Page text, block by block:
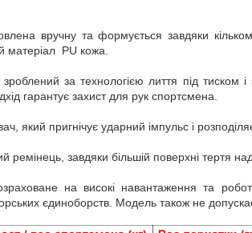
вручну та формується завдяки
матеріал PU кожа.
за технологією лиття під тиском і
гарантує захист для рук спортсмена.
пригнічує ударний імпульс і
завдяки більшій поверхні тертя
на високі навантаження та
єдиноборств. Модель також не